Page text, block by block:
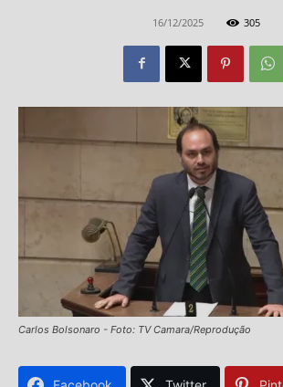
16/12/2025 305
Carlos Bolsonaro - Foto: TV Camara/Reprodução